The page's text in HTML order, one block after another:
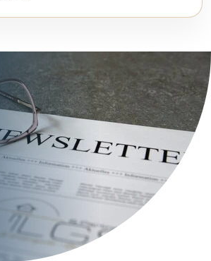
APP STORE
GOOGLE PLAY
MY BROKER
0032 80 01 66 16
0032 87 33 18 66